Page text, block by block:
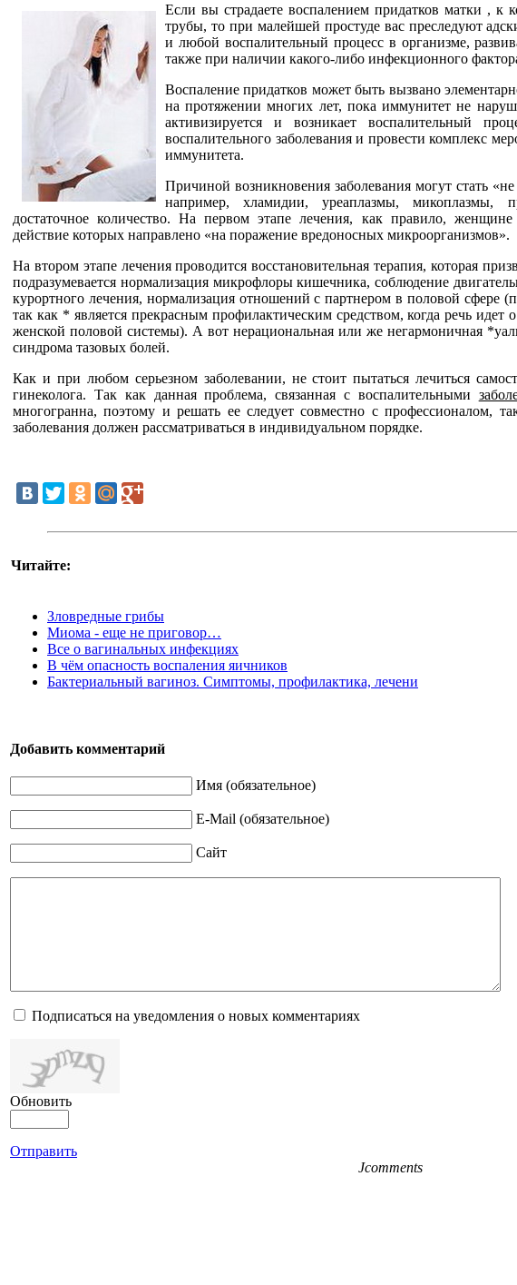
Если вы страдаете воспалением придатков матки , к
трубы, то при малейшей простуде вас преследуют
и любой воспалительный процесс в организме,
также при наличии какого-либо инфекционного
Воспаление придатков может быть вызвано
на протяжении многих лет, пока иммунитет не
активизируется и возникает воспалительный
воспалительного заболевания и провести комплекс
иммунитета.
Причиной возникновения заболевания могут стать
например, хламидии, уреаплазмы, микоплазмы,
достаточное количество. На первом этапе лечения, как правило,
действие которых направлено «на поражение вредоносных микроорганизмов».
На втором этапе лечения проводится восстановительная терапия, которая
подразумевается нормализация микрофлоры кишечника, соблюдение
курортного лечения, нормализация отношений с партнером в половой сфере
так как * является прекрасным профилактическим средством, когда речь идет
женской половой системы). А вот нерациональная или же негармоничная
синдрома тазовых болей.
Как и при любом серьезном заболевании, не стоит пытаться лечиться
гинеколога. Так как данная проблема, связанная с воспалительными
многогранна, поэтому и решать ее следует совместно с профессионалом,
заболевания должен рассматриваться в индивидуальном порядке.
Читайте:
Зловредные грибы
Миома - еще не приговор…
Все о вагинальных инфекциях
В чём опасность воспаления яичников
Бактериальный вагиноз. Симптомы, профилактика, лечени
Добавить комментарий
Имя (обязательное)
E-Mail (обязательное)
Сайт
Подписаться на уведомления о новых комментариях
Обновить
Отправить
Jcomments